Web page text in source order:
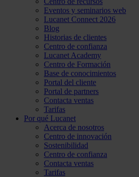
Eventos y seminarios web
Lucanet Connect 2026
Blog
Historias de clientes
Centro de confianza
Lucanet Academy
Centro de Formación
Base de conocimientos
Portal del cliente
Portal de partners
Contacta ventas
Tarifas
Por qué Lucanet
Acerca de nosotros
Centro de innovación
Sostenibilidad
Centro de confianza
Contacta ventas
Tarifas